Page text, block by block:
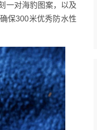
一对海豹图案，以及
保300米优秀防水性